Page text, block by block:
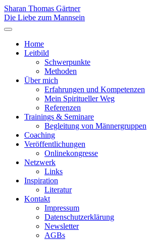
Sharan Thomas Gärtner
Die Liebe zum Mannsein
Home
Leitbild
Schwerpunkte
Methoden
Über mich
Erfahrungen und Kompetenzen
Mein Spiritueller Weg
Referenzen
Trainings & Seminare
Begleitung von Männergruppen
Coaching
Veröffentlichungen
Onlinekongresse
Netzwerk
Links
Inspiration
Literatur
Kontakt
Impressum
Datenschutzerklärung
Newsletter
AGBs